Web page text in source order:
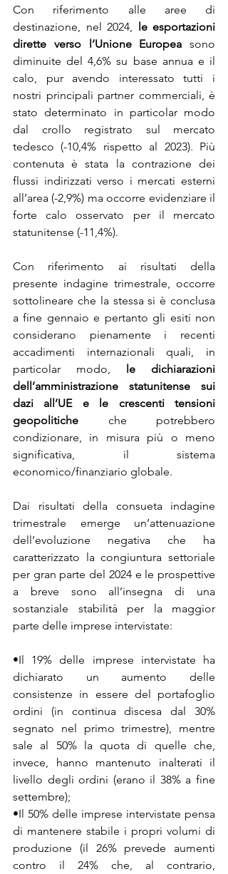
Con riferimento alle aree di
destinazione, nel 2024, le esportazioni
dirette verso l’Unione Europea sono
diminuite del 4,6% su base annua e il
calo, pur avendo interessato tutti i
nostri principali partner commerciali, è
stato determinato in particolar modo
dal crollo registrato sul mercato
tedesco (-10,4% rispetto al 2023). Più
contenuta è stata la contrazione dei
flussi indirizzati verso i mercati esterni
all’area (-2,9%) ma occorre evidenziare il
forte calo osservato per il mercato
statunitense (-11,4%).
Con riferimento ai risultati della
presente indagine trimestrale, occorre
sottolineare che la stessa si è conclusa
a fine gennaio e pertanto gli esiti non
considerano pienamente i recenti
accadimenti internazionali quali, in
particolar modo, le dichiarazioni
dell’amministrazione statunitense sui
dazi
all’UE e le crescenti tensioni
geopolitiche che potrebbero
condizionare, in misura più o meno
significativa, il sistema
economico/finanziario globale.
Dai risultati della consueta indagine
trimestrale emerge un’attenuazione
dell’evoluzione negativa che ha
caratterizzato la congiuntura settoriale
per gran parte del 2024 e le prospettive
a breve sono all’insegna di una
sostanziale stabilità per la maggior
parte delle imprese intervistate:
•Il 19% delle imprese intervistate ha
dichiarato un aumento delle
consistenze in essere del portafoglio
ordini (in continua discesa dal 30%
segnato nel primo trimestre), mentre
sale al 50% la quota di quelle che,
invece, hanno mantenuto inalterati il
livello degli ordini (erano il 38% a fine
settembre);
•Il 50% delle imprese intervistate pensa
di mantenere stabile i propri volumi di
produzione (il 26% prevede aumenti
contro il 24% che, al contrario,